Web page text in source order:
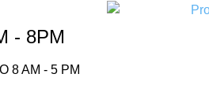
- 8PM
8 AM - 5 PM